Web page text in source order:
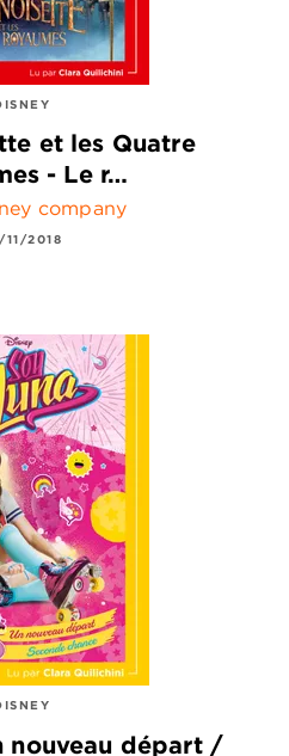
et les Quatre
- Le r…
company
11/2018
nouveau départ /